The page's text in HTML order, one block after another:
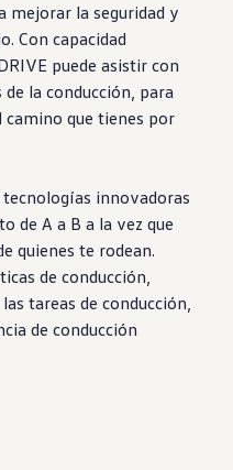
mejorar la seguridad y
Con capacidad
puede asistir con
de laconducción, para
que tienes por
tecnologías innovadoras
de A a B a la vez que
quienes te rodean.
deconducción,
tareas deconducción,
deconducción